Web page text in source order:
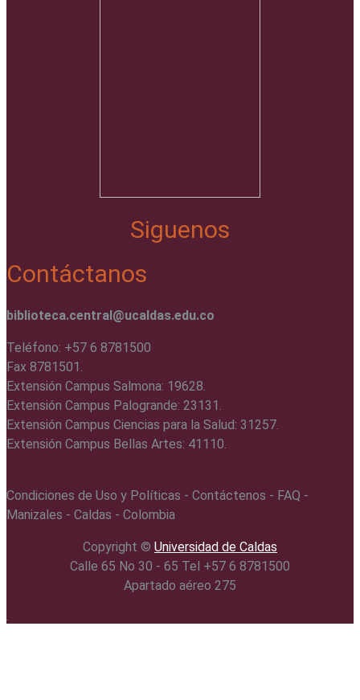
Siguenos
Contáctanos
biblioteca.central@ucaldas.edu.co
Teléfono: +57 6 8781500
Fax 8781501.
Extensión Campus Salmona: 19628.
Extensión Campus Palogrande: 23131.
Extensión Campus Ciencias para la Salud: 31257.
Extensión Campus Bellas Artes: 41110.
Condiciones de Uso y Políticas - Contáctenos - FAQ -
Manizales - Caldas - Colombia
Copyright ©️ Universidad de Caldas
Calle 65 No 30 - 65 Tel +57 6 8781500
Apartado aéreo 275